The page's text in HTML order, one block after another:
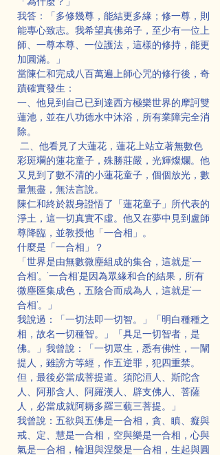
我答：「多修幾尊，能結更多緣；修一尊，則
能專心致志。我希望真佛弟子，至少有一位上
師、一尊本尊、一位護法，這樣的修持，能更
加圓滿。」
當陳仁和完成八百萬遍上師心咒的修行後，奇
蹟確實發生：
一、他見到自己已到達西方極樂世界的摩訶雙
蓮池，並在八功德水中沐浴，所有業障完全消
除。
二、他看見了大蓮花，蓮花上站立著無數色
彩斑斕的蓮花童子，殊勝莊嚴，光輝燦爛。他
又見到了數不清的小蓮花童子，個個放光，數
量無盡，無法言說。
陳仁和終於親身證悟了「蓮花童子」所代表的
淨土，這一切真實不虛。他又在夢中見到盧師
尊降臨，並教授他「一合相」。
什麼是「一合相」？
「世界是由無數微塵組成的集合，這就是‘一
合相’。‘一合相’是因為眾緣和合的結果，所有
微塵匯集成色，五陰合而成為人，這就是‘一
合相’。」
我說過：「一切法即一切智。」「明白種種之
相，故名一切種智。」「具足一切智者，是
佛。」我曾說：「一切眾生，悉有佛性，一闡
提人，雖謗方等經，作五逆罪，犯四重禁。
但，最後必當成菩提道。須陀洹人、斯陀含
人、阿那含人、阿羅漢人、辟支佛人、菩薩
人，必當成就阿耨多羅三藐三菩提。」
我曾說：五欲與五佛是一合相，貪、瞋、癡與
戒、定、慧是一合相，空與樂是一合相，心與
氣是一合相，輪迴與涅槃是一合相，生起與圓